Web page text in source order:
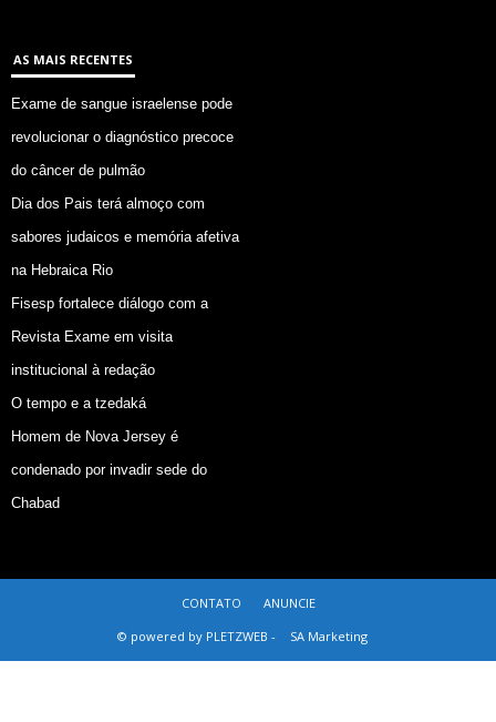
AS MAIS RECENTES
Exame de sangue israelense pode
revolucionar o diagnóstico precoce
do câncer de pulmão
Dia dos Pais terá almoço com
sabores judaicos e memória afetiva
na Hebraica Rio
Fisesp fortalece diálogo com a
Revista Exame em visita
institucional à redação
O tempo e a tzedaká
Homem de Nova Jersey é
condenado por invadir sede do
Chabad
CONTATO
ANUNCIE
© powered by PLETZWEB -
SA Marketing